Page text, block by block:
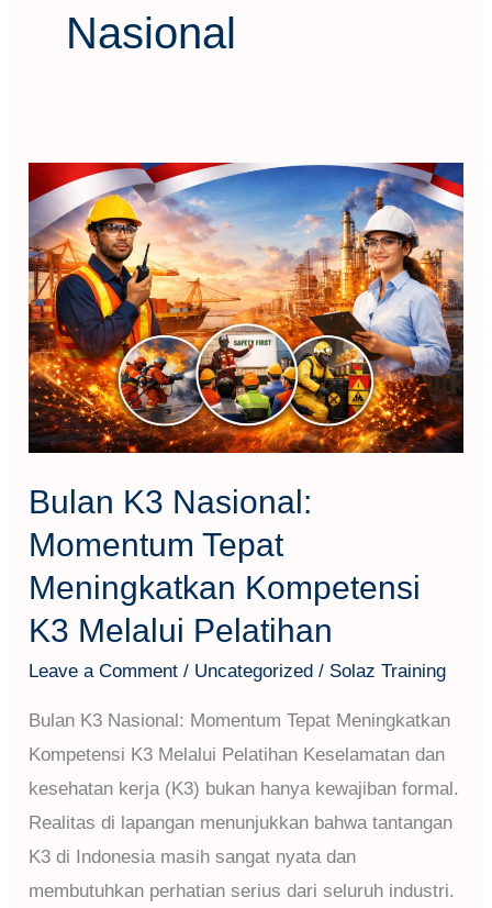
Nasional
Bulan K3 Nasional:
Momentum Tepat
Meningkatkan Kompetensi
K3 Melalui Pelatihan
Leave a Comment / Uncategorized / Solaz Training
Bulan K3 Nasional: Momentum Tepat Meningkatkan
Kompetensi K3 Melalui Pelatihan Keselamatan dan
kesehatan kerja (K3) bukan hanya kewajiban formal.
Realitas di lapangan menunjukkan bahwa tantangan
K3 di Indonesia masih sangat nyata dan
membutuhkan perhatian serius dari seluruh industri.
Bulan
Nasional:
Momentum
Tepat
Meningkatkan
Kompetensi
K3
Melalui
Pelatihan